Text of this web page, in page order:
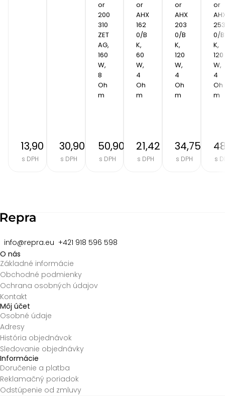
13,90 €
s DPH
30,90 €
s DPH
or
200
310
ZET
AG,
160
W,
8
Oh
m
50,90 €
s DPH
or
AHX
162
0/B
K,
60
W,
4
Oh
m
21,42 €
s DPH
or
AHX
203
0/B
K,
120
W,
4
Oh
m
34,75 €
s DPH
or
253
0/B
K,
120
W,
4
Oh
m
s
info@repra.eu +421 918 596 598
O nás
Základné informácie
Obchodné podmienky
Ochrana osobných údajov
Kontakt
Môj účet
Osobné údaje
Adresy
História objednávok
Sledovanie objednávky
Informácie
Doručenie a platba
Reklamačný poriadok
Odstúpenie od zmluvy